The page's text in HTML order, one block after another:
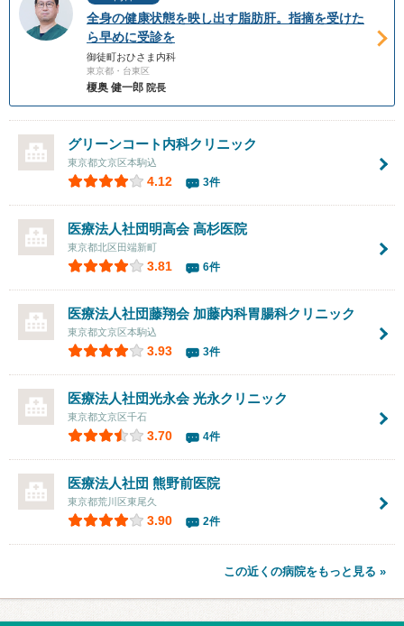
全身の健康状態を映し出す脂肪肝。指摘を受けた
ら早めに受診を
御徒町おひさま内科
東京都・台東区
榎奥 健一郎 院長
グリーンコート内科クリニック
東京都文京区本駒込
4.12 3件
医療法人社団明高会高杉医院
東京都北区田端新町
3.81 6件
医療法人社団藤翔会 加藤内科胃腸科クリニック
東京都文京区本駒込
3.93 3件
医療法人社団光永会光永クリニック
東京都文京区千石
3.70 4件
医療法人社団 熊野前医院
東京都荒川区東尾久
3.90 2件
この近くの病院をもっと見る »